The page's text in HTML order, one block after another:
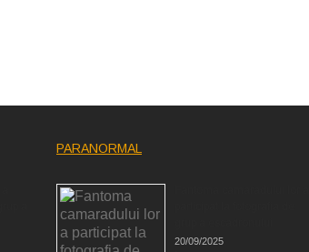
PARANORMAL
20/09/2025